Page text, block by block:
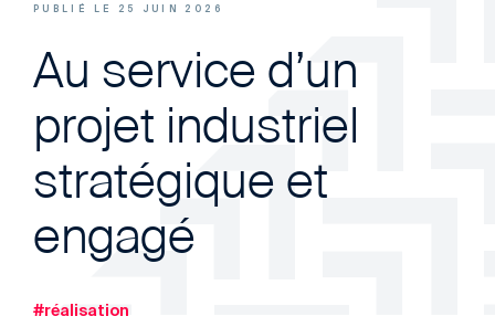
PUBLIÉ LE 25 JUIN 2026
Au service d’un
projet industriel
stratégique et
engagé
#réalisation